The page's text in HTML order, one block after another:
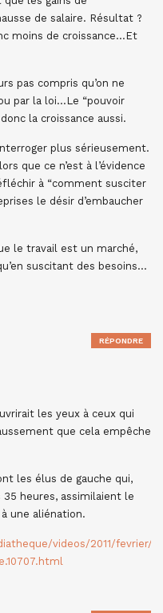
de salaire. Résultat ?
moins de croissance…Et
pas compris qu’on ne
par la loi…Le “pouvoir
la croissance aussi.
plus sérieusement.
que ce n’est à l’évidence
à “comment susciter
le désir d’embaucher
le travail est un marché,
suscitant des besoins…
les yeux à ceux qui
que cela empêche
les élus de gauche qui,
heures, assimilaient le
une aliénation.
videos/2011/fevrier/
RÉPONDRE